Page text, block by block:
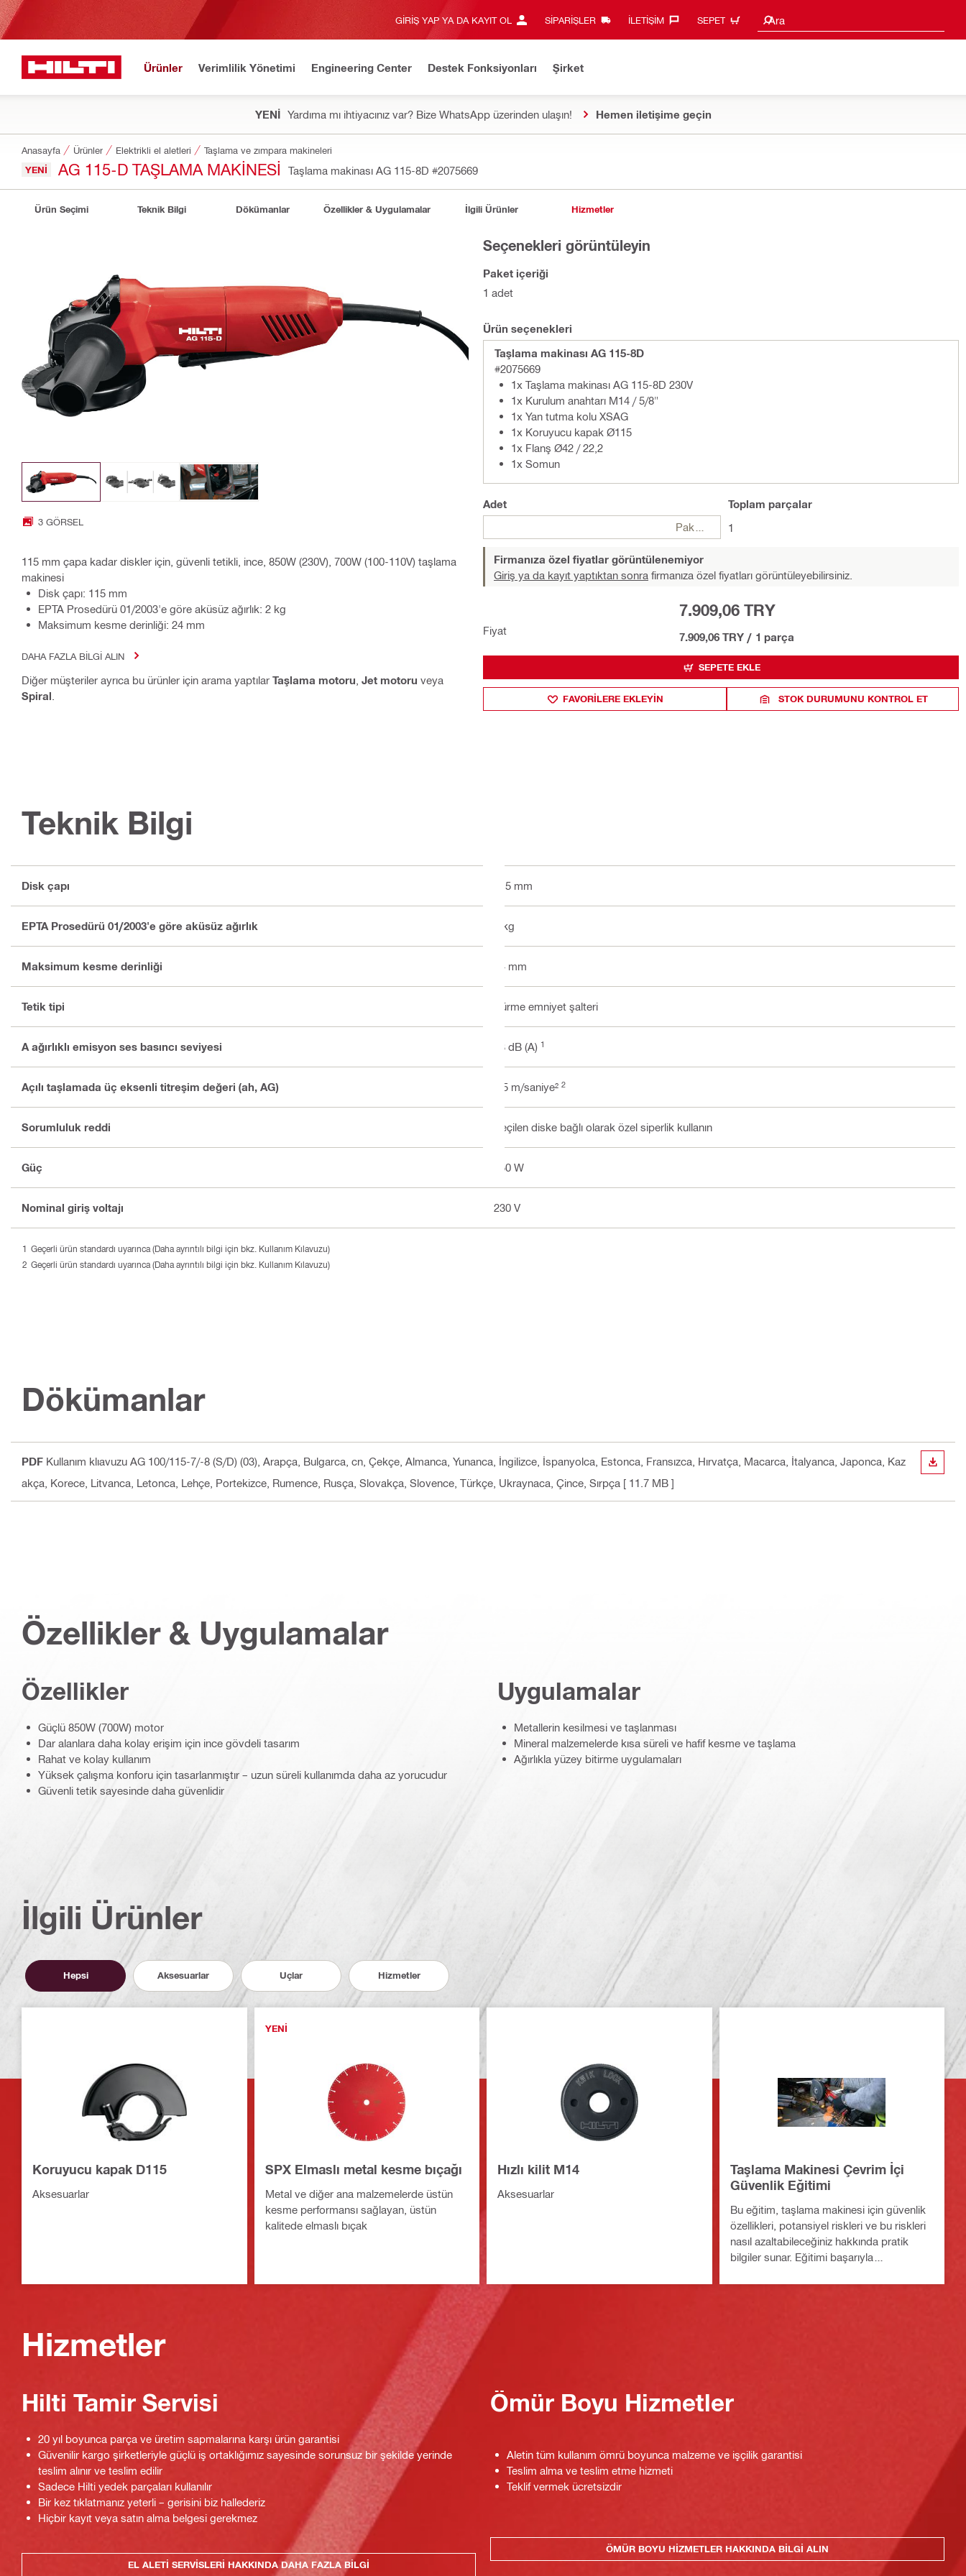
GIRIŞ YAP YA DA KAYIT OL SIPARIŞLER İLETIŞIM‎ SEPET Ara
Arama Önerileri
Ürünler Verimlilik Yönetimi Engineering Center Destek Fonksiyonları Şirket
YENİ Yardıma mı ihtiyacınız var? Bize WhatsApp üzerinden ulaşın! Hemen iletişime geçin
Anasayfa Ürünler Elektrikli el aletleri Taşlama ve zımpara makineleri
YENI AG 115-D TAŞLAMA MAKINESI Taşlama makinası AG 115-8D #2075669
Ürün Seçimi Teknik Bilgi Dökümanlar Özellikler & Uygulamalar İlgili Ürünler Hizmetler
3 GÖRSEL
115 mm çapa kadar diskler için, güvenli tetikli, ince, 850W (230V), 700W (100-110V) taşlama
makinesi
Disk çapı: 115 mm
EPTA Prosedürü 01/2003'e göre aküsüz ağırlık: 2 kg
Maksimum kesme derinliği: 24 mm
DAHA FAZLA BILGI ALIN
Diğer müşteriler ayrıca bu ürünler için arama yaptılar Taşlama motoru Jet motoru veya
Spiral
Seçenekleri görüntüleyin
Paket içeriği
1 adet
Ürün seçenekleri
Taşlama makinası AG 115-8D
#2075669
1x Taşlama makinası AG 115-8D 230V
1x Kurulum anahtarı M14 / 5/8"
1x Yan tutma kolu XSAG
1x Koruyucu kapak Ø115
1x Flanş Ø42 / 22,2
1x Somun
Adet
Toplam parçalar
1
Firmanıza özel fiyatlar görüntülenemiyor
Giriş ya da kayıt yaptıktan sonra firmanıza özel fiyatları görüntüleyebilirsiniz.
Fiyat
7.909,06 TRY
7.909,06 TRY / 1 parça
SEPETE EKLE
FAVORILERE EKLEYIN STOK DURUMUNU KONTROL ET
Teknik Bilgi
Disk çapı 115 mm
EPTA Prosedürü 01/2003'e göre aküsüz ağırlık 2 kg
Maksimum kesme derinliği 24 mm
Tetik tipi Sürme emniyet şalteri
A ağırlıklı emisyon ses basıncı seviyesi 93 dB (A) 1
Açılı taşlamada üç eksenli titreşim değeri (ah, AG) 6.5 m/saniye² 2
Sorumluluk reddi Seçilen diske bağlı olarak özel siperlik kullanın
Güç 850 W
Nominal giriş voltajı 230 V
Geçerli ürün standardı uyarınca (Daha ayrıntılı bilgi için bkz. Kullanım Kılavuzu)
Geçerli ürün standardı uyarınca (Daha ayrıntılı bilgi için bkz. Kullanım Kılavuzu)
Dökümanlar
PDF Kullanım klıavuzu AG 100/115-7/-8 (S/D) (03) , Arapça, Bulgarca, cn, Çekçe, Almanca, Yunanca, İngilizce, İspanyolca, Estonca, Fransızca, Hırvatça, Macarca, İtalyanca, Japonca, Kaz
akça, Korece, Litvanca, Letonca, Lehçe, Portekizce, Rumence, Rusça, Slovakça, Slovence, Türkçe, Ukraynaca, Çince, Sırpça [ 11.7 MB ]
İNDIR
Özellikler & Uygulamalar
Özellikler
Güçlü 850W (700W) motor
Dar alanlara daha kolay erişim için ince gövdeli tasarım
Rahat ve kolay kullanım
Yüksek çalışma konforu için tasarlanmıştır – uzun süreli kullanımda daha az yorucudur
Güvenli tetik sayesinde daha güvenlidir
Uygulamalar
Metallerin kesilmesi ve taşlanması
Mineral malzemelerde kısa süreli ve hafif kesme ve taşlama
Ağırlıkla yüzey bitirme uygulamaları
İlgili Ürünler
Hepsi Aksesuarlar Uçlar Hizmetler
Koruyucu kapak D115
Aksesuarlar
YENI
SPX Elmaslı metal kesme bıçağı
Metal ve diğer ana malzemelerde üstün
kesme performansı sağlayan, üstün
kalitede elmaslı bıçak
Hızlı kilit M14
Aksesuarlar
Taşlama Makinesi Çevrim İçi
Güvenlik Eğitimi
Bu eğitim, taşlama makinesi için güvenlik
özellikleri, potansiyel riskleri ve bu riskleri
nasıl azaltabileceğiniz hakkında pratik
bilgiler sunar. Eğitimi başarıyla
sertifikası verilir.
Hizmetler
Hilti Tamir Servisi
20 yıl boyunca parça ve üretim sapmalarına karşı ürün garantisi
Güvenilir kargo şirketleriyle güçlü iş ortaklığımız sayesinde sorunsuz bir şekilde yerinde
teslim alınır ve teslim edilir
Sadece Hilti yedek parçaları kullanılır
Bir kez tıklatmanız yeterli – gerisini biz hallederiz
Hiçbir kayıt veya satın alma belgesi gerekmez
EL ALETI SERVISLERI HAKKINDA DAHA FAZLA BILGI
Ömür Boyu Hizmetler
Aletin tüm kullanım ömrü boyunca malzeme ve işçilik garantisi
Teslim alma ve teslim etme hizmeti
Teklif vermek ücretsizdir
ÖMÜR BOYU HIZMETLER HAKKINDA BILGI ALIN